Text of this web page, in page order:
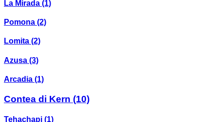
La Mirada (1)
Pomona (2)
Lomita (2)
Azusa (3)
Arcadia (1)
Contea di Kern (10)
Tehachapi (1)